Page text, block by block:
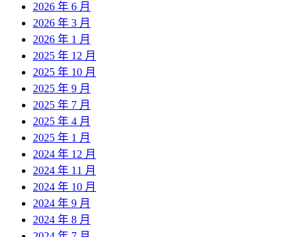
2026 年 6 月
2026 年 3 月
2026 年 1 月
2025 年 12 月
2025 年 10 月
2025 年 9 月
2025 年 7 月
2025 年 4 月
2025 年 1 月
2024 年 12 月
2024 年 11 月
2024 年 10 月
2024 年 9 月
2024 年 8 月